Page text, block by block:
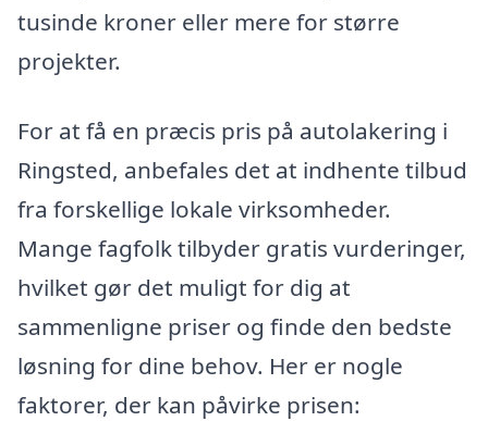
tusinde kroner eller mere for større
projekter.
For at få en præcis pris på autolakering i
Ringsted, anbefales det at indhente tilbud
fra forskellige lokale virksomheder.
Mange fagfolk tilbyder gratis vurderinger,
hvilket gør det muligt for dig at
sammenligne priser og finde den bedste
løsning for dine behov. Her er nogle
faktorer, der kan påvirke prisen: